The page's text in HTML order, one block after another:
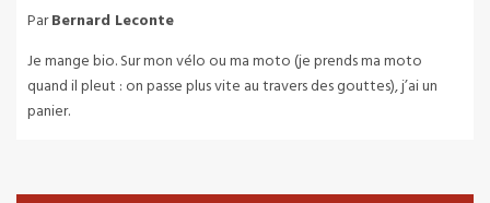
ParBernard Leconte
Je mange bio. Sur mon vélo ou ma moto (je prends ma moto
quand il pleut : on passe plus vite au travers des gouttes), j’ai un
panier.